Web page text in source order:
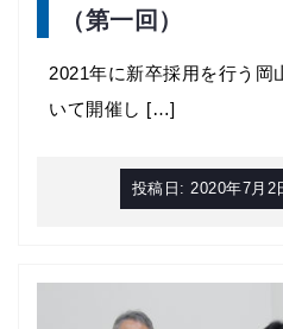
（第一回）
2021年に新卒採用を行う岡
いて開催し […]
投稿日: 2020年7月2